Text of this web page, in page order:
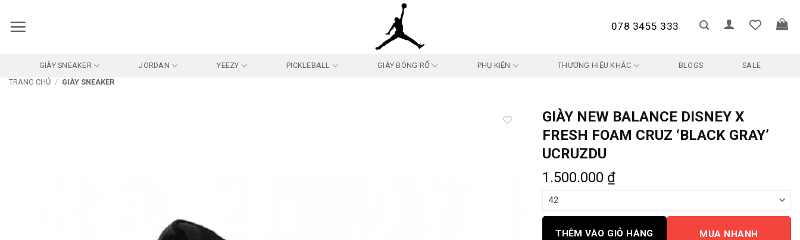
qua
078 3455 333
GIÀY SNEAKER JORDAN YEEZY PICKLEBALL GIÀY BÓNG RỔ PHỤ KIỆN THƯƠNG HIỆU KHÁC BLOGS
SALE
TRANG CHỦ / GIÀY SNEAKER
GIÀY NEW BALANCE DISNEY X
FRESH FOAM CRUZ ‘BLACK GRAY’
UCRUZDU
1.500.000 ₫
THÊM VÀO GIỎ HÀNG MUA NHANH